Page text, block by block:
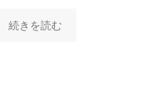
続きを読む